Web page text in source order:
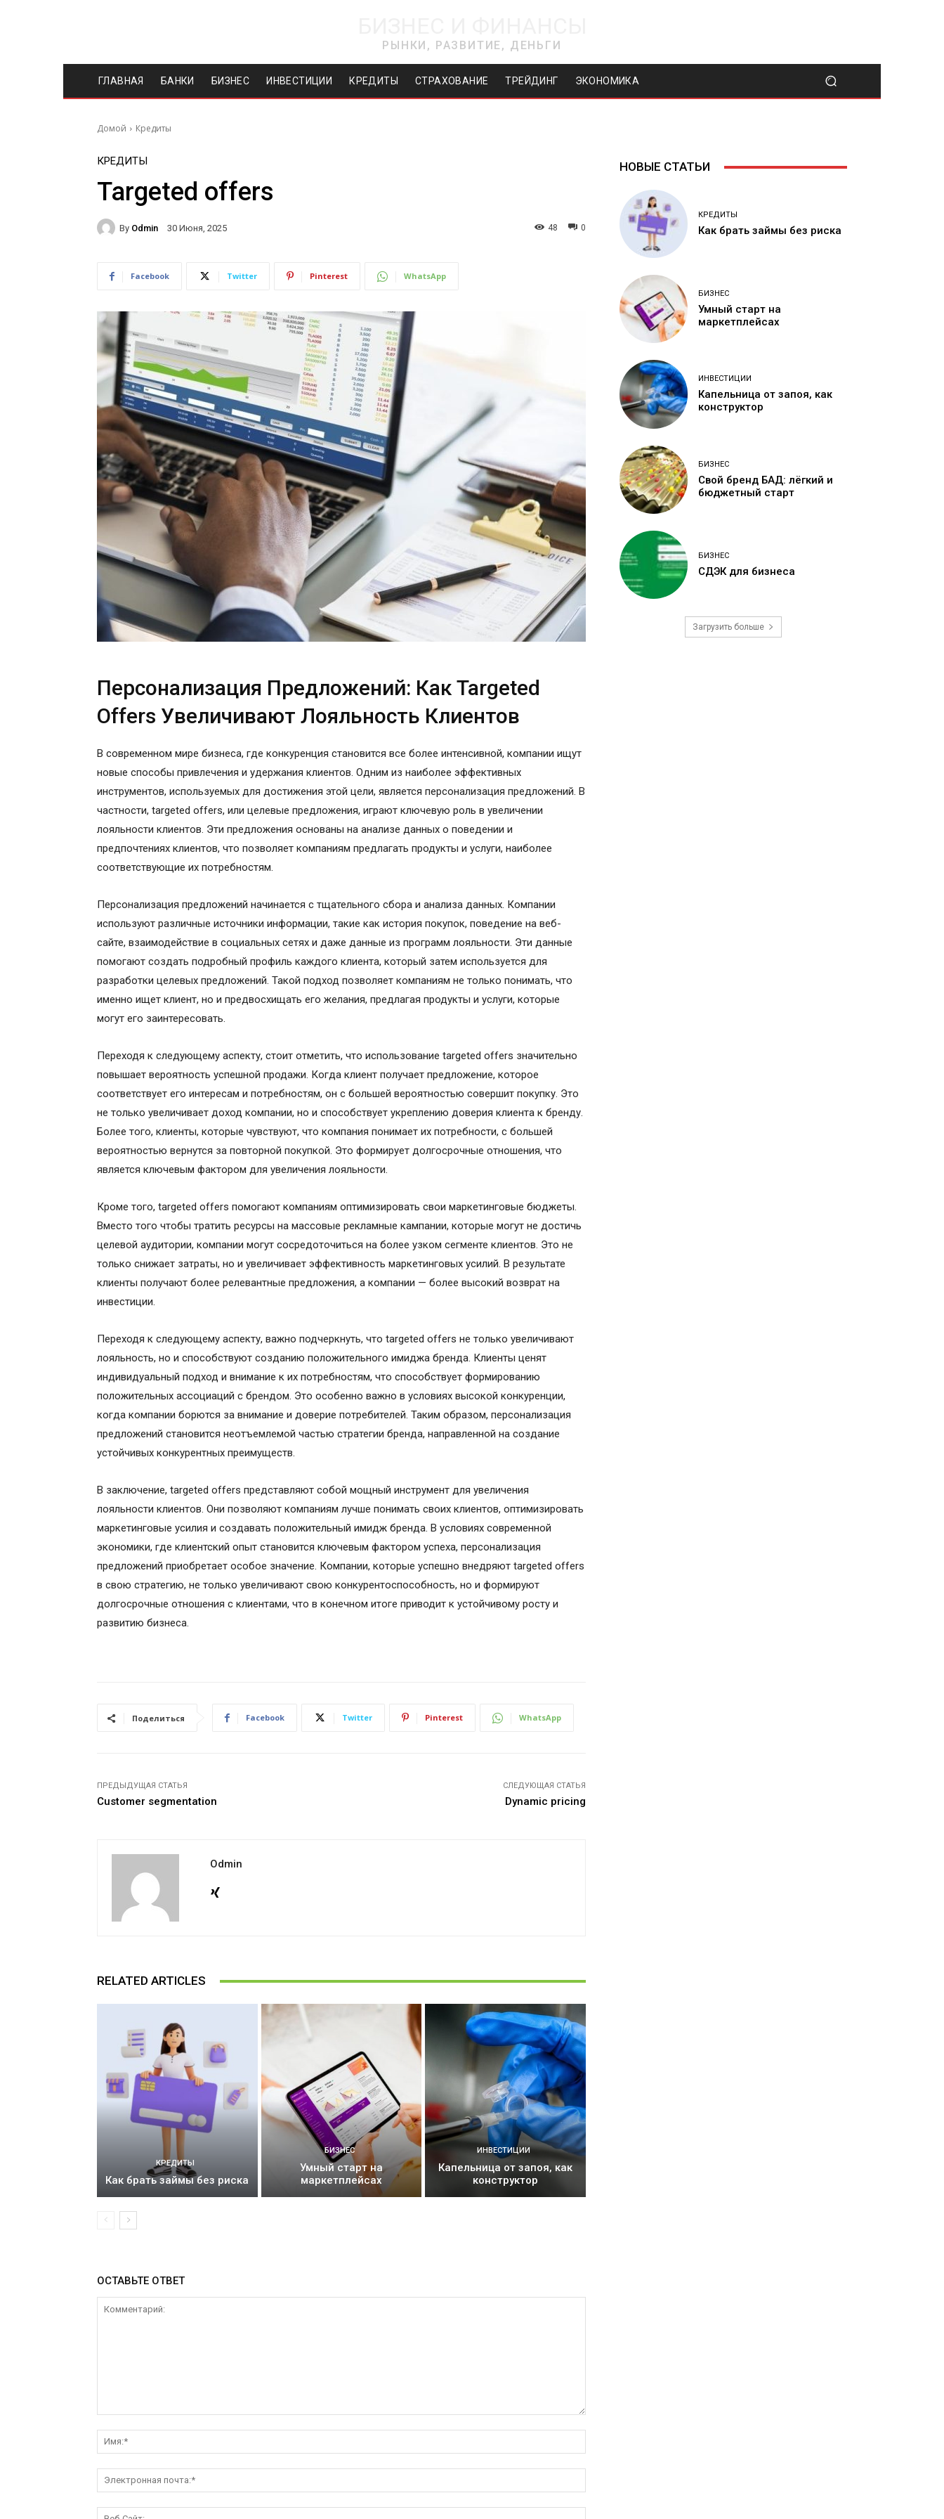
РЫНКИ, РАЗВИТИЕ, ДЕНЬГИ
ГЛАВНАЯ БАНКИ БИЗНЕС ИНВЕСТИЦИИ КРЕДИТЫ СТРАХОВАНИЕ ТРЕЙДИНГ ЭКОНОМИКА
Домой Кредиты
КРЕДИТЫ
Targeted offers
By Odmin 30 Июня, 2025 0
48
Facebook Twitter Pinterest WhatsApp
Персонализация Предложений: Как Targeted
Offers Увеличивают Лояльность Клиентов
В современном мире бизнеса, где конкуренция становится все более интенсивной, компании ищут
новые способы привлечения и удержания клиентов. Одним из наиболее эффективных
инструментов, используемых для достижения этой цели, является персонализация предложений. В
частности, targeted offers, или целевые предложения, играют ключевую роль в увеличении
лояльности клиентов. Эти предложения основаны на анализе данных о поведении и
предпочтениях клиентов, что позволяет компаниям предлагать продукты и услуги, наиболее
соответствующие их потребностям.
Персонализация предложений начинается с тщательного сбора и анализа данных. Компании
используют различные источники информации, такие как история покупок, поведение на веб-
сайте, взаимодействие в социальных сетях и даже данные из программ лояльности. Эти данные
помогают создать подробный профиль каждого клиента, который затем используется для
разработки целевых предложений. Такой подход позволяет компаниям не только понимать, что
именно ищет клиент, но и предвосхищать его желания, предлагая продукты и услуги, которые
могут его заинтересовать.
Переходя к следующему аспекту, стоит отметить, что использование targeted offers значительно
повышает вероятность успешной продажи. Когда клиент получает предложение, которое
соответствует его интересам и потребностям, он с большей вероятностью совершит покупку. Это
не только увеличивает доход компании, но и способствует укреплению доверия клиента к бренду.
Более того, клиенты, которые чувствуют, что компания понимает их потребности, с большей
вероятностью вернутся за повторной покупкой. Это формирует долгосрочные отношения, что
является ключевым фактором для увеличения лояльности.
Кроме того, targeted offers помогают компаниям оптимизировать свои маркетинговые бюджеты.
Вместо того чтобы тратить ресурсы на массовые рекламные кампании, которые могут не достичь
целевой аудитории, компании могут сосредоточиться на более узком сегменте клиентов. Это не
только снижает затраты, но и увеличивает эффективность маркетинговых усилий. В результате
клиенты получают более релевантные предложения, а компании — более высокий возврат на
инвестиции.
Переходя к следующему аспекту, важно подчеркнуть, что targeted offers не только увеличивают
лояльность, но и способствуют созданию положительного имиджа бренда. Клиенты ценят
индивидуальный подход и внимание к их потребностям, что способствует формированию
положительных ассоциаций с брендом. Это особенно важно в условиях высокой конкуренции,
когда компании борются за внимание и доверие потребителей. Таким образом, персонализация
предложений становится неотъемлемой частью стратегии бренда, направленной на создание
устойчивых конкурентных преимуществ.
В заключение, targeted offers представляют собой мощный инструмент для увеличения
лояльности клиентов. Они позволяют компаниям лучше понимать своих клиентов, оптимизировать
маркетинговые усилия и создавать положительный имидж бренда. В условиях современной
экономики, где клиентский опыт становится ключевым фактором успеха, персонализация
предложений приобретает особое значение. Компании, которые успешно внедряют targeted offers
в свою стратегию, не только увеличивают свою конкурентоспособность, но и формируют
долгосрочные отношения с клиентами, что в конечном итоге приводит к устойчивому росту и
развитию бизнеса.
Поделиться Facebook Twitter Pinterest WhatsApp
ПРЕДЫДУЩАЯ СТАТЬЯ
Customer segmentation
СЛЕДУЮЩАЯ СТАТЬЯ
Dynamic pricing
Odmin
RELATED ARTICLES
КРЕДИТЫ
Как брать займы без риска
БИЗНЕС
Умный старт на
маркетплейсах
ИНВЕСТИЦИИ
Капельница от запоя, как
конструктор
ОСТАВЬТЕ ОТВЕТ
почта:*
НОВЫЕ СТАТЬИ
КРЕДИТЫ
Как брать займы без риска
БИЗНЕС
Умный старт на
маркетплейсах
ИНВЕСТИЦИИ
Капельница от запоя, как
конструктор
БИЗНЕС
Свой бренд БАД: лёгкий и
бюджетный старт
БИЗНЕС
СДЭК для бизнеса
Загрузить больше